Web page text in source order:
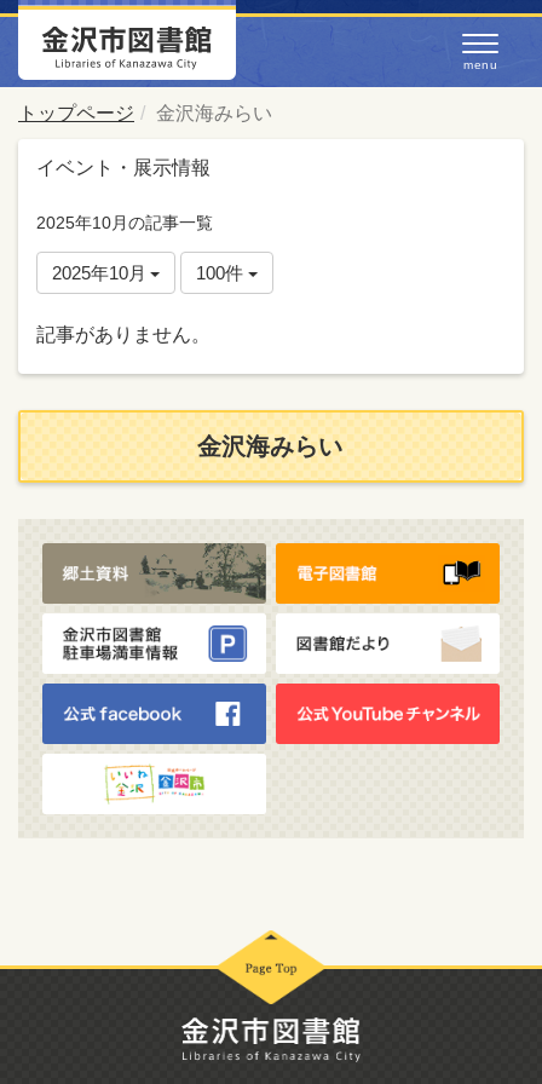
トップページ 金沢海みらい
イベント・展示情報
2025年10月の記事一覧
2025年10月 100件
記事がありません。
金沢海みらい